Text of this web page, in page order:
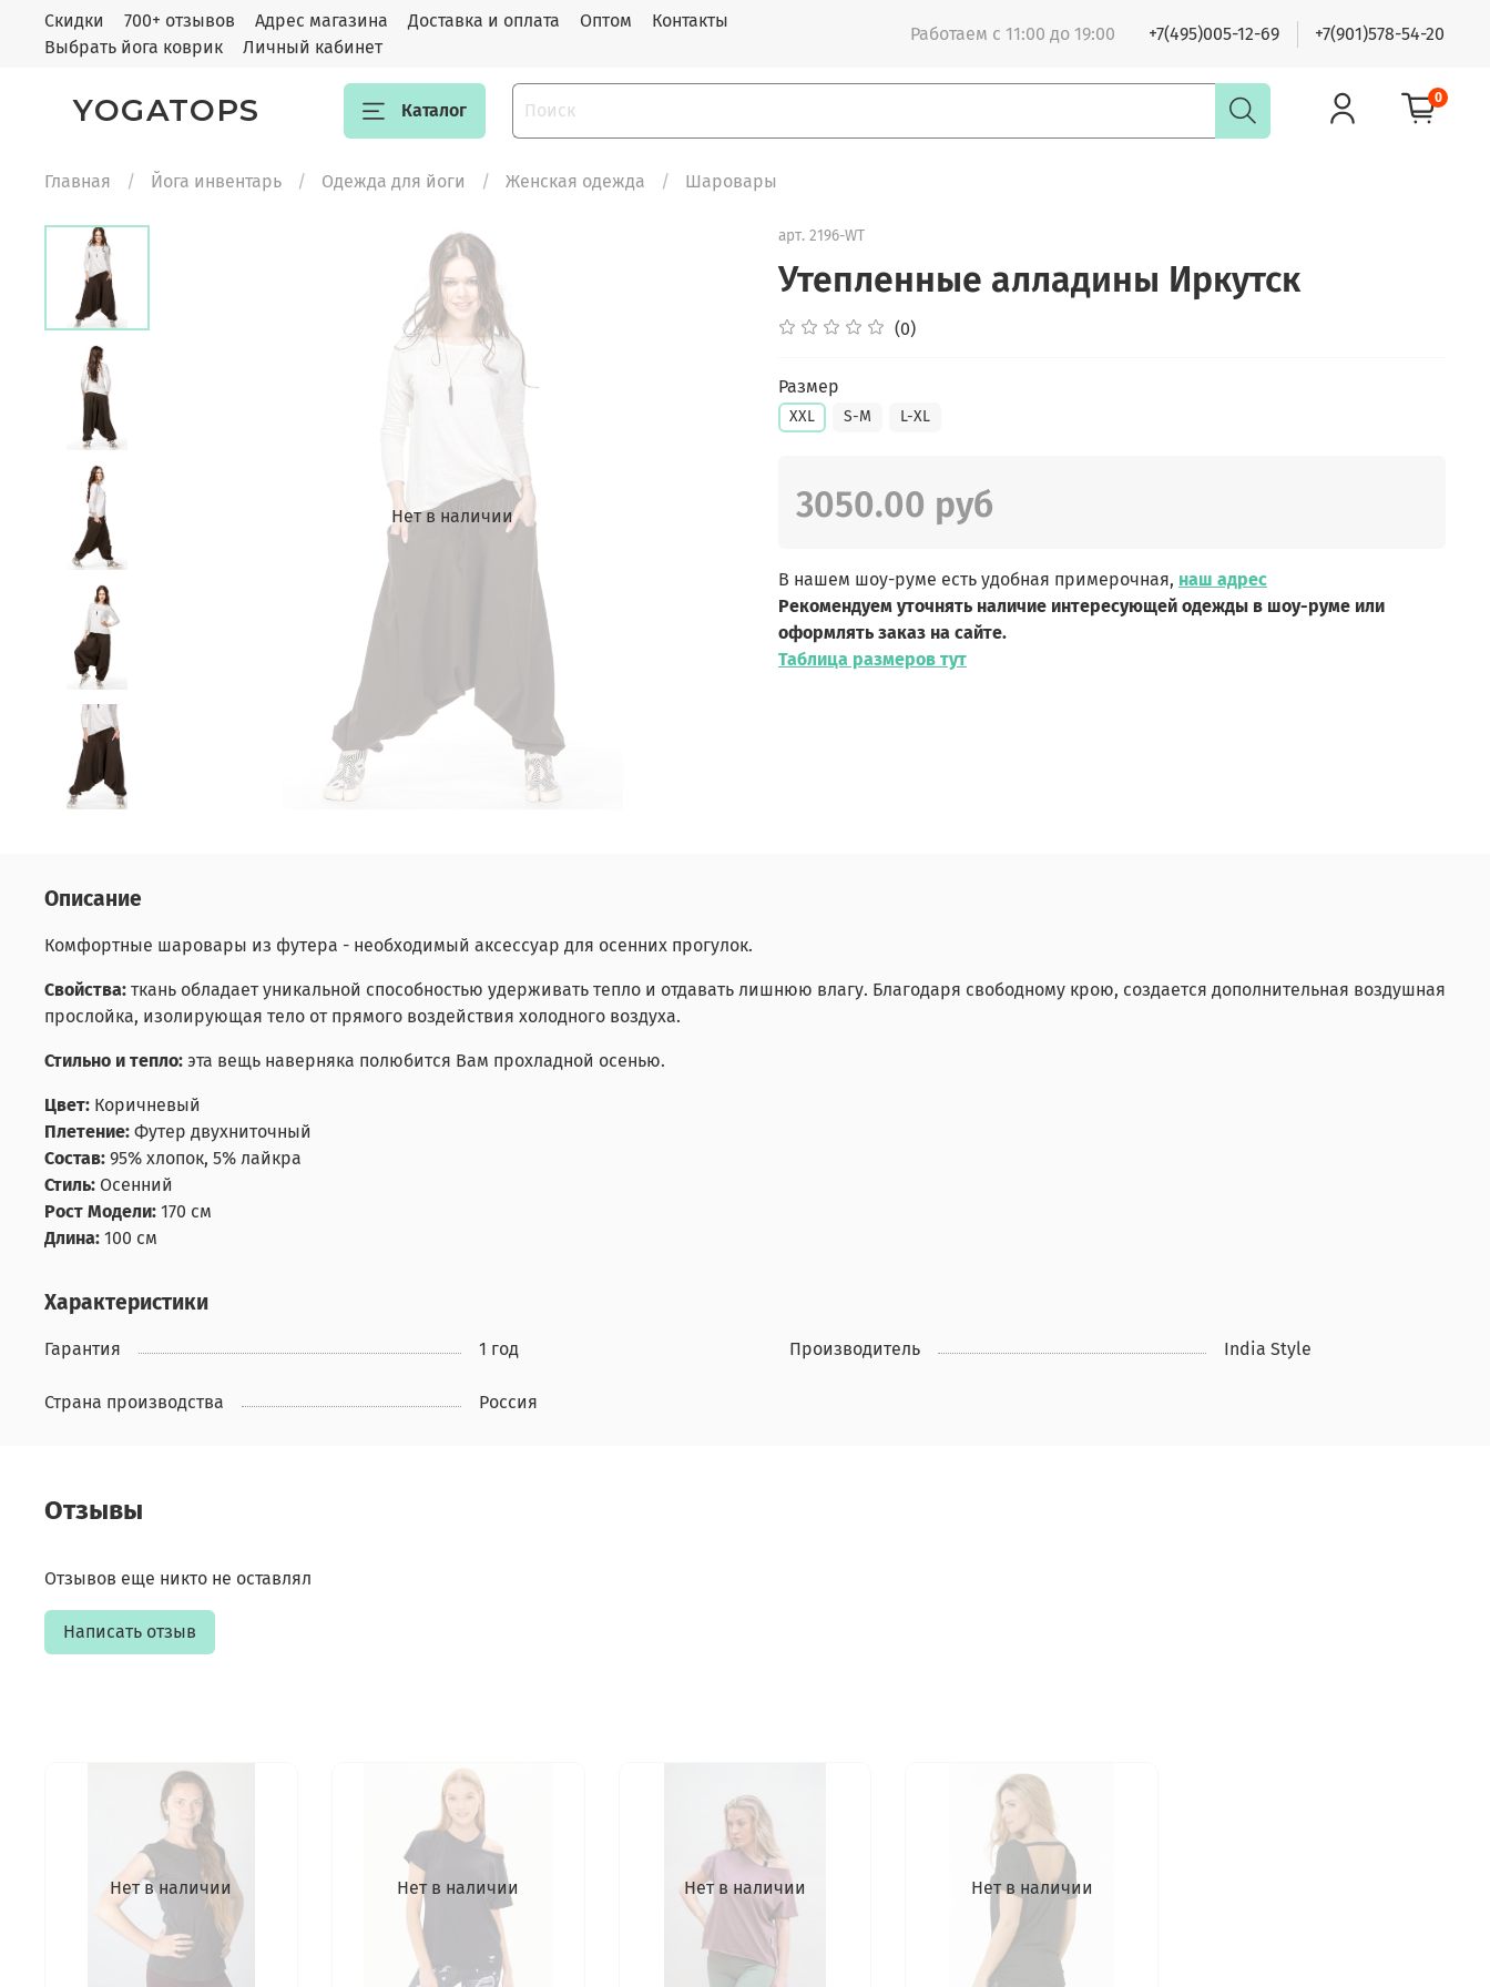
Скидки 700+ отзывов Адрес магазина Доставка и оплата Оптом
Контакты
Выбрать йога коврик
Личный кабинет
Работаем с 11:00 до 19:00 +7(495)005-12-69 +7(901)578-54-20
YOGATOPS Каталог
0
Главная Йога инвентарь Одежда для йоги Женская одежда Шаровары
Нет в наличии
арт. 2196-WT
Утепленные алладины Иркутск
(0)
Размер
XXL S-M L-XL
3050.00 руб
В нашем шоу-руме есть удобная примерочная, наш адрес
Рекомендуем уточнять наличие интересующей одежды в шоу-руме или
оформлять заказ на сайте.
Таблица размеров тут
Описание
Комфортные шаровары из футера - необходимый аксессуар для осенних прогулок.
Свойства: ткань обладает уникальной способностью удерживать тепло и отдавать лишнюю влагу. Благодаря свободному крою, создается дополнительная воздушная
прослойка, изолирующая тело от прямого воздействия холодного воздуха.
Стильно и тепло: эта вещь наверняка полюбится Вам прохладной осенью.
Цвет: Коричневый
Плетение: Футер двухниточный
Состав: 95% хлопок, 5% лайкра
Стиль: Осенний
Рост Модели: 170 см
Длина: 100 см
Характеристики
Гарантия 1 год Производитель India Style
Страна производства Россия
Отзывы
Отзывов еще никто не оставлял
Написать отзыв
Нет в наличии Нет в наличии Нет в наличии Нет в наличии